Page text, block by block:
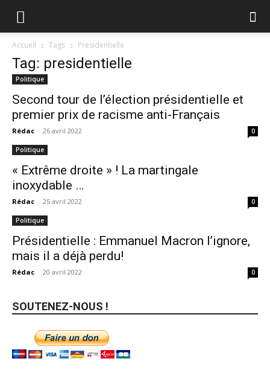
Accueil Tags Presidentielle
Tag: presidentielle
Politique
Second tour de l’élection présidentielle et
premier prix de racisme anti-Français
Rédac - 26 avril 2022 0
Politique
« Extrême droite » ! La martingale
inoxydable …
Rédac - 25 avril 2022 0
Politique
Présidentielle : Emmanuel Macron l’ignore,
mais il a déjà perdu!
Rédac - 20 avril 2022 0
SOUTENEZ-NOUS !